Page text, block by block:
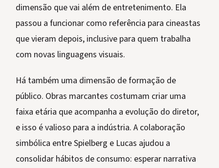
dimensão que vai além de entretenimento. Ela
passou a funcionar como referência para cineastas
que vieram depois, inclusive para quem trabalha
com novas linguagens visuais.
Há também uma dimensão de formação de
público. Obras marcantes costumam criar uma
faixa etária que acompanha a evolução do diretor,
e isso é valioso para a indústria. A colaboração
simbólica entre Spielberg e Lucas ajudou a
consolidar hábitos de consumo: esperar narrativa